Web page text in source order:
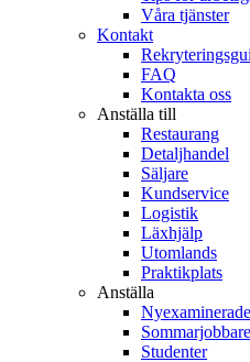
Våra tjänster
Kontakt
FAQ
Kontakta oss
Anställa till
Restaurang
Detaljhandel
Säljare
Kundservice
Logistik
Läxhjälp
Utomlands
Praktikplats
Anställa
Nyexaminerade
Sommarjobbare
Studenter